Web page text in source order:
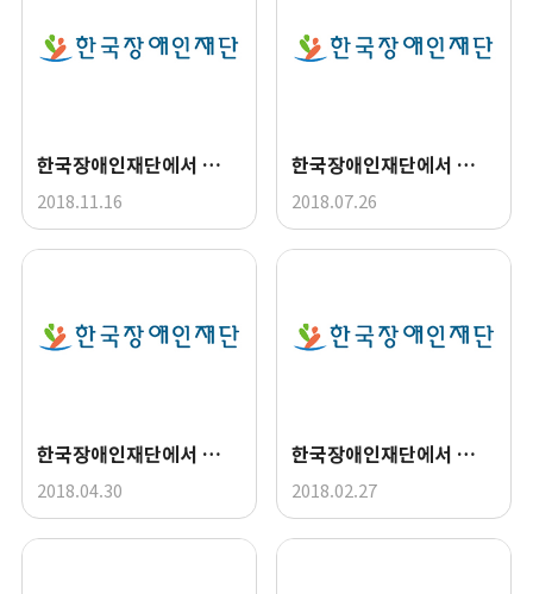
한국장애인재단에서 드리는 8ㆍ9ㆍ10월 뉴스레터
2018.11.16
한국장애인재단에서 드리는 5ㆍ6ㆍ7월 뉴스레터
2018.07.26
한국장애인재단에서 드리는 3ㆍ4월 뉴스레터
2018.04.30
한국장애인재단에서 드리는 2월 뉴스레터
2018.02.27